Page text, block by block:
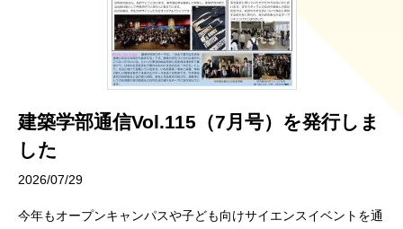
建築学部通信Vol.115（7月号）を発行しま
した
2026/07/29
今年もオープンキャンパスや子ども向けサイエンスイベントを通